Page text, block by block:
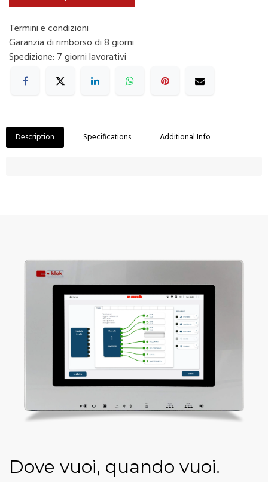
Termini e condizioni
Garanzia di rimborso di 8 giorni
Spedizione: 7 giorni lavorativi
Description Specifications Additional Info
Dove vuoi, quando vuoi.